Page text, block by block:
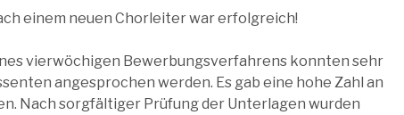
einem neuen Chorleiter war erfolgreich!
vierwöchigen Bewerbungsverfahrens konnten sehr
angesprochen werden. Es gab eine hohe Zahl an
Nach sorgfältiger Prüfung der Unterlagen wurden